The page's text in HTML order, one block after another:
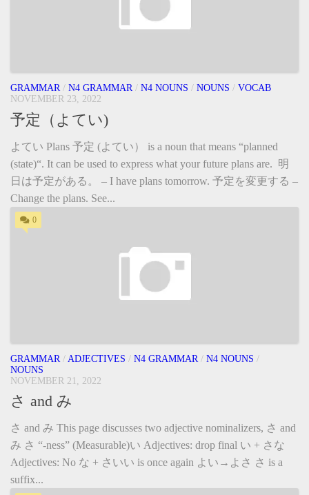
GRAMMAR/ N4 GRAMMAR/ N4 NOUNS / NOUNS / VOCAB
NOVEMBER 23, 2022
予定（よてい)
よてい Plans 予定 (よてい） is a noun that means “planned
(state)“. It can be used to express what your future plans are. 明
日は予定がある。 – I have plans tomorrow. 予定を変更する –
Change the plans. See...
0
GRAMMAR / ADJECTIVES / N4 GRAMMAR / N4 NOUNS /
NOUNS
NOVEMBER 21, 2022
さ and み
さ and み This page discusses two adjective nominalizers, さ and
み さ “-ness” (Measurable)い Adjectives: drop final い + さな
Adjectives: No な + さいい is once again よい→よさ さ is a
suffix...